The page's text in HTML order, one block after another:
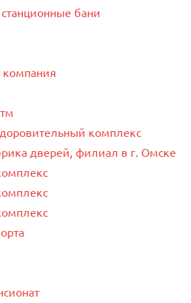
бани
компания
комплекс
дверей, филиал в г. Омске